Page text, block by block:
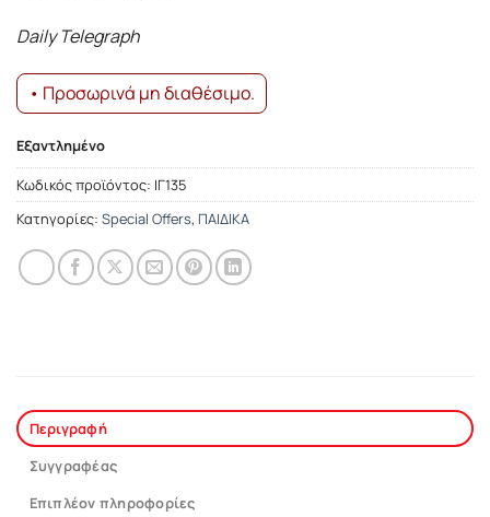
Daily Telegraph
• Προσωρινά μη διαθέσιμο.
Εξαντλημένο
Κωδικός προϊόντος: ΙΓ135
Κατηγορίες: Special Offers, ΠΑΙΔΙΚΑ
Περιγραφή
Συγγραφέας
Επιπλέον πληροφορίες